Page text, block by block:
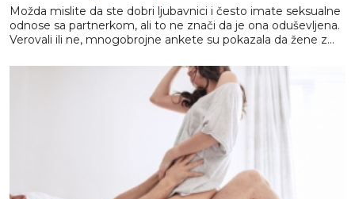
Možda mislite da ste dobri ljubavnici i često imate seksualne
odnose sa partnerkom, ali to ne znači da je ona oduševljena.
Verovali ili ne, mnogobrojne ankete su pokazala da žene z...